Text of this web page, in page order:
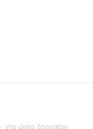
Via dello Zoosafari